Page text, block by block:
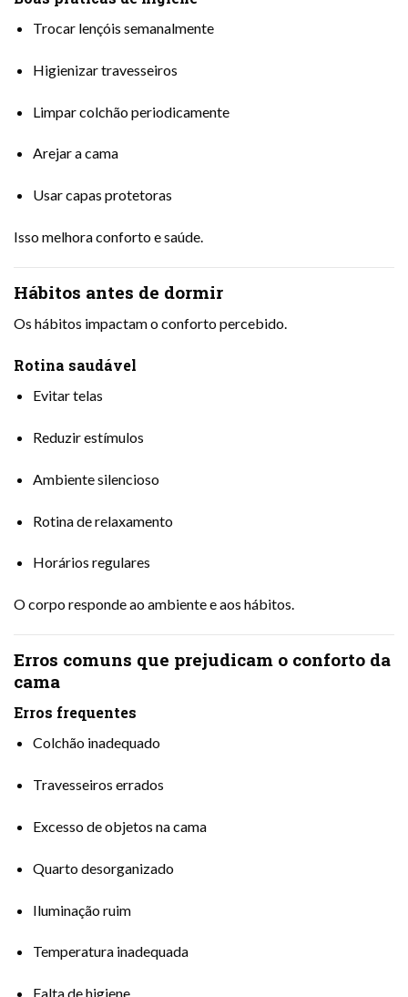
Trocar lençóis semanalmente
Higienizar travesseiros
Limpar colchão periodicamente
Arejar a cama
Usar capas protetoras
Isso melhora conforto e saúde.
Hábitos antes de dormir
Os hábitos impactam o conforto percebido.
Rotina saudável
Evitar telas
Reduzir estímulos
Ambiente silencioso
Rotina de relaxamento
Horários regulares
O corpo responde ao ambiente e aos hábitos.
Erros comuns que prejudicam o conforto da
cama
Erros frequentes
Colchão inadequado
Travesseiros errados
Excesso de objetos na cama
Quarto desorganizado
Iluminação ruim
Temperatura inadequada
Falta de higiene